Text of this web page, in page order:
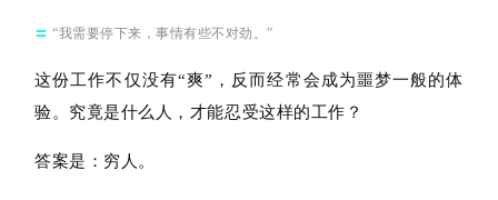
〓 “我需要停下来，事情有些不对劲。”
这份工作不仅没有“爽”，反而经常会成为噩梦一般的体
验。 究竟是什么 人，才能忍受这样的工作？
答案是：穷人。